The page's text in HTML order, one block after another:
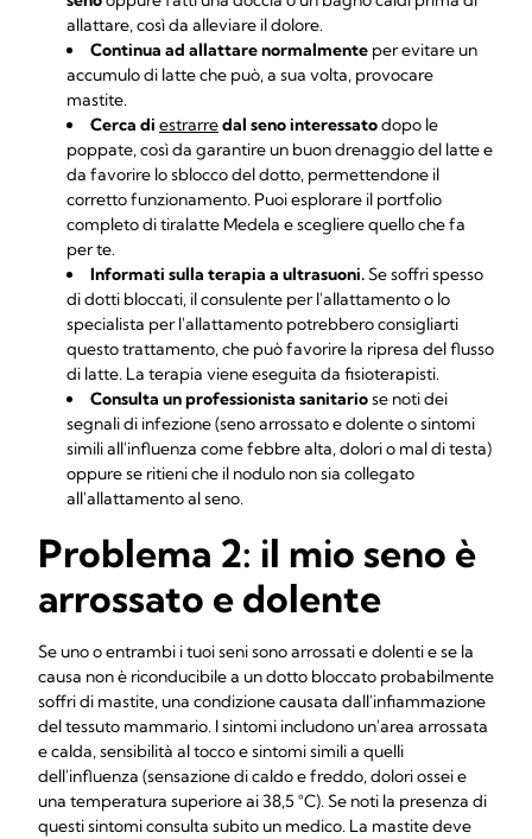
allattare, così da alleviare il dolore.
Continua ad allattare normalmente per evitare un
accumulo di latte che può, a sua volta, provocare
mastite.
Cerca di estrarredal seno interessatodopo le
poppate, così da garantire un buon drenaggio del latte e
da favorire lo sblocco del dotto, permettendone il
corretto funzionamento. Puoi esplorare il portfolio
completo di tiralatte Medela e scegliere quello che fa
per te.
Informati sulla terapia a ultrasuoni.Se soffri spesso
di dotti bloccati, il consulente per l'allattamento o lo
specialista per l'allattamento potrebbero consigliarti
questo trattamento, che può favorire la ripresa del flusso
di latte. La terapia viene eseguita da fisioterapisti.
Consulta un professionista sanitariose noti dei
segnali di infezione (seno arrossato e dolente o sintomi
simili all'influenza come febbre alta, dolori o mal di testa)
oppure se ritieni che il nodulo non sia collegato
all'allattamento al seno.
Problema 2: il mio seno è
arrossato e dolente
Se uno o entrambi i tuoi seni sono arrossati e dolenti e se la
causa non è riconducibile a un dotto bloccato probabilmente
soffri di mastite, una condizione causata dall'infiammazione
del tessuto mammario. I sintomi includono un'area arrossata
e calda, sensibilità al tocco e sintomi simili a quelli
dell'influenza (sensazione di caldo e freddo, dolori ossei e
una temperatura superiore ai 38,5 °C). Se noti la presenza di
questi sintomi consulta subito un medico. La mastite deve